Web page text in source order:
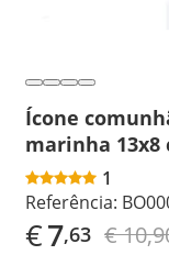
Ícone
marinha 13x8
1
Referência:
€7,63 €